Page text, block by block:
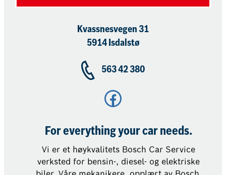
Kvassnesvegen 31
5914 Isdalstø
563 42 380
Facebook
For everything your car needs.
Vi er et høykvalitets Bosch Car Service
verksted for bensin-, diesel- og elektriske